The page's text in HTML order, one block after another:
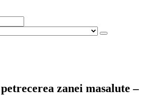
zanei masalute –